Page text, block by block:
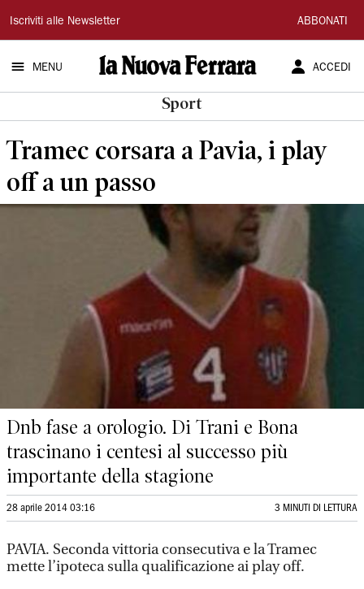
La
Nuova
Ferrara
Iscriviti alle Newsletter ABBONATI
MENU ACCEDI
Sport
Tramec corsara a Pavia, i play
off a un passo
Dnb fase a orologio. Di Trani e Bona
trascinano i centesi al successo più
importante della stagione
28 aprile 2014 03:16 3 MINUTI DI LETTURA
PAVIA. Seconda vittoria consecutiva e la Tramec
mette l’ipoteca sulla qualificazione ai play off.